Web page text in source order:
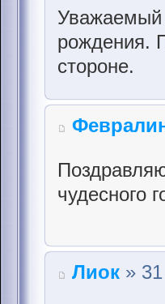
Уважаемый
рождения.
стороне.
чудесного
Лиок »